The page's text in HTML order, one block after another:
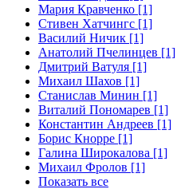
Мария Кравченко [1]
Стивен Хатчингс [1]
Василий Ничик [1]
Анатолий Пчелинцев [1]
Дмитрий Ватуля [1]
Михаил Шахов [1]
Станислав Минин [1]
Виталий Пономарев [1]
Константин Андреев [1]
Борис Кнорре [1]
Галина Широкалова [1]
Михаил Фролов [1]
Показать все